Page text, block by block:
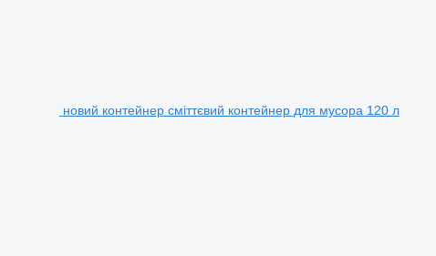
новий контейнер сміттєвий контейнер для мусора 120 л